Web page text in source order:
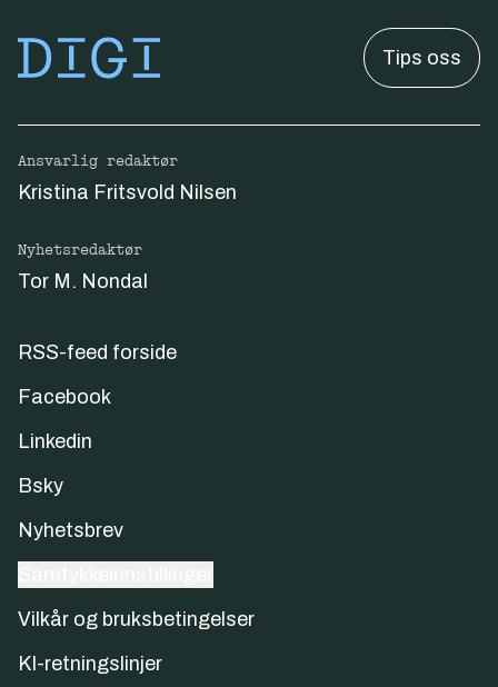
Tips oss
Ansvarlig redaktør
Kristina Fritsvold Nilsen
Nyhetsredaktør
Tor M. Nondal
RSS-feed forside
Facebook
Linkedin
Bsky
Nyhetsbrev
Vilkår og bruksbetingelser
KI-retningslinjer